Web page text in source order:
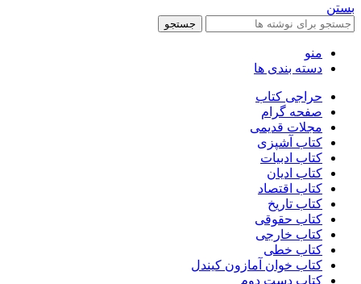
بستن
جستجو
منو
دسته بندی ها
حراجی کتاب
صفحه گرام
مجلات قدیمی
کتاب آشپزی
کتاب ادبیات
کتاب ادیان
کتاب اقتصاد
کتاب تاریخ
کتاب حقوقی
کتاب خارجی
کتاب خطی
کتاب خوان آمازون کیندل
کتاب دست دوم